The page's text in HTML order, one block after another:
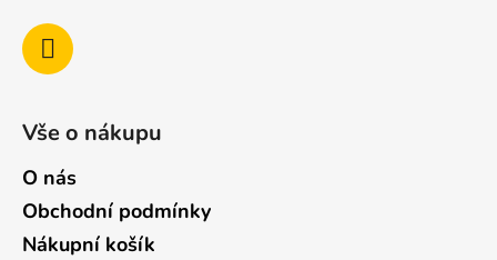
Vše o nákupu
O nás
Obchodní podmínky
Nákupní košík